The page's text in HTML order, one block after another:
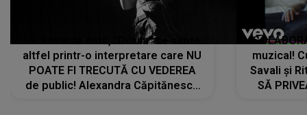
De această dată, "Dilaila" se simte
altfel printr-o interpretare care NU
POATE FI TRECUTĂ CU VEDEREA
de public! Alexandra Căpitănescu
muzical!
Savali și
SĂ